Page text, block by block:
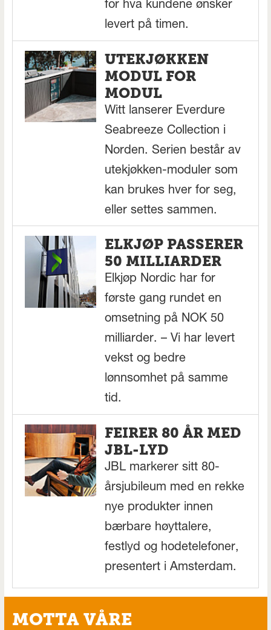
for hva kundene ønsker
levert på timen.
UTEKJØKKEN
MODUL FOR
MODUL
Witt lanserer Everdure
Seabreeze Collection i
Norden. Serien består av
utekjøkken-moduler som
kan brukes hver for seg,
eller settes sammen.
ELKJØP PASSERER
50 MILLIARDER
Elkjøp Nordic har for
første gang rundet en
omsetning på NOK 50
milliarder. – Vi har levert
vekst og bedre
lønnsomhet på samme
tid.
FEIRER 80 ÅR MED
JBL-LYD
JBL markerer sitt 80-
årsjubileum med en rekke
nye produkter innen
bærbare høyttalere,
festlyd og hodetelefoner,
presentert i Amsterdam.
MOTTA VÅRE